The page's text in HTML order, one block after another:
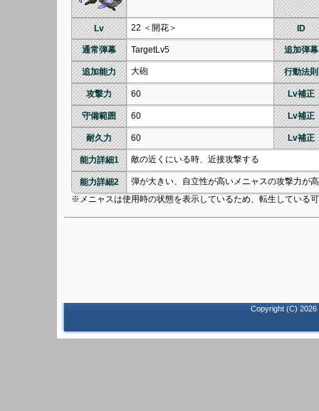
Lv 22 ＜開花＞ ID
通常弾幕 TargetLv5 追加弾幕
追加能力 大砲 行動法則
攻撃力 60 Lv補正
守備範囲 60 Lv補正
耐久力 60 Lv補正
能力詳細1 敵の近くにいる時、近接攻撃する
能力詳細2
弾が大きい、自立性が高いメニャスの攻撃力が
※メニャスは使用時の状態を表示しているため、転生している
Copyright (C) 2026